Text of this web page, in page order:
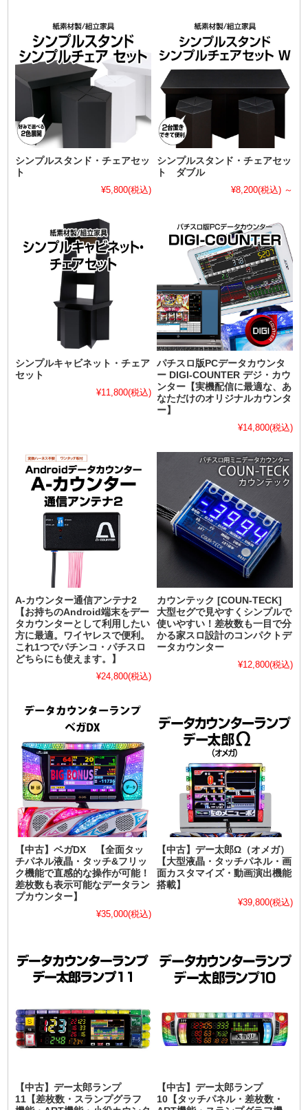
シンプルスタンド・チェアセッ
ト
¥5,800(税込)
シンプルスタンド・チェアセッ
ト ダブル
¥8,200(税込) ～
シンプルキャビネット・チェア
セット
¥11,800(税込)
パチスロ版PCデータカウンタ
ー DIGI-COUNTER デジ・カウ
ンター【実機配信に最適な、あ
なただけのオリジナルカウンタ
ー】
¥14,800(税込)
A-カウンター通信アンテナ2
【お持ちのAndroid端末をデー
タカウンターとして利用したい
方に最適。ワイヤレスで便利。
これ1つでパチンコ・パチスロ
どちらにも使えます。】
¥24,800(税込)
カウンテック [COUN-TECK]
大型セグで見やすくシンプルで
使いやすい！差枚数も一目で分
かる家スロ設計のコンパクトデ
ータカウンター
¥12,800(税込)
【中古】ベガDX 【全面タッ
チパネル液晶・タッチ&フリッ
ク機能で直感的な操作が可能！
差枚数も表示可能なデータラン
プカウンター】
¥35,000(税込)
【中古】デー太郎Ω（オメガ）
【大型液晶・タッチパネル・画
面カスタマイズ・動画演出機能
搭載】
¥39,800(税込)
【中古】デー太郎ランプ
11【差枚数・スランプグラフ
【中古】デー太郎ランプ
10【タッチパネル・差枚数・